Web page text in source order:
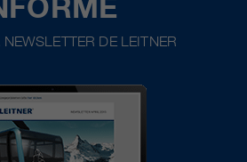
DE LEITNER